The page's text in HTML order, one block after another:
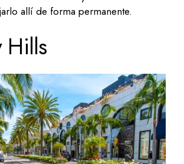
allí de forma permanente.
Hills